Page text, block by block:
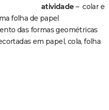
atividade – colar e
folha de papel
das formas geométricas
em papel, cola, folha